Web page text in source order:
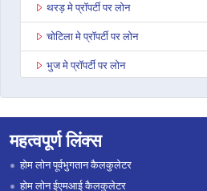
थरड़ मे प्रॉपर्टी पर लोन
चोटिला मे प्रॉपर्टी पर लोन
भुज मे प्रॉपर्टी पर लोन
बारडोली मे प्रॉपर्टी पर लोन
साणंद मे प्रॉपर्टी पर लोन
महत्वपूर्ण लिंक्स
होम लोन पूर्वभुगतान कैलकुलेटर
होम लोन ईएमआई कैलकुलेटर